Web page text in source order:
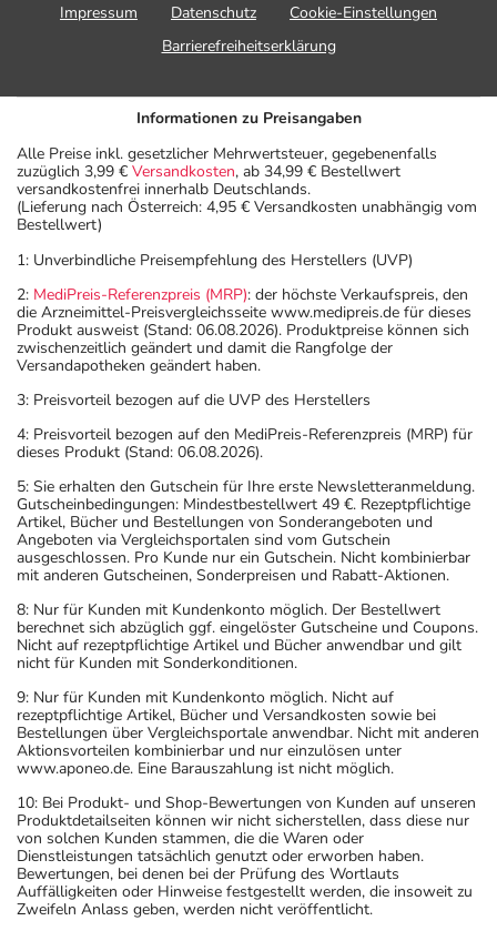
Impressum
Datenschutz
Cookie-Einstellungen
Barrierefreiheitserklärung
Informationen zu Preisangaben
Alle Preise inkl. gesetzlicher Mehrwertsteuer, gegebenenfalls
zuzüglich 3,99 € Versandkosten, ab 34,99 € Bestellwert
versandkostenfrei innerhalb Deutschlands.
(Lieferung nach Österreich: 4,95 € Versandkosten unabhängig vom
Bestellwert)
1: Unverbindliche Preisempfehlung des Herstellers (UVP)
2: MediPreis-Referenzpreis (MRP): der höchste Verkaufspreis, den
die Arzneimittel-Preisvergleichsseite www.medipreis.de für dieses
Produkt ausweist (Stand: 06.08.2026). Produktpreise können sich
zwischenzeitlich geändert und damit die Rangfolge der
Versandapotheken geändert haben.
3: Preisvorteil bezogen auf die UVP des Herstellers
4: Preisvorteil bezogen auf den MediPreis-Referenzpreis (MRP) für
dieses Produkt (Stand: 06.08.2026).
5: Sie erhalten den Gutschein für Ihre erste Newsletteranmeldung.
Gutscheinbedingungen: Mindestbestellwert 49 €. Rezeptpflichtige
Artikel, Bücher und Bestellungen von Sonderangeboten und
Angeboten via Vergleichsportalen sind vom Gutschein
ausgeschlossen. Pro Kunde nur ein Gutschein. Nicht kombinierbar
mit anderen Gutscheinen, Sonderpreisen und Rabatt-Aktionen.
8: Nur für Kunden mit Kundenkonto möglich. Der Bestellwert
berechnet sich abzüglich ggf. eingelöster Gutscheine und Coupons.
Nicht auf rezeptpflichtige Artikel und Bücher anwendbar und gilt
nicht für Kunden mit Sonderkonditionen.
9: Nur für Kunden mit Kundenkonto möglich. Nicht auf
rezeptpflichtige Artikel, Bücher und Versandkosten sowie bei
Bestellungen über Vergleichsportale anwendbar. Nicht mit anderen
Aktionsvorteilen kombinierbar und nur einzulösen unter
www.aponeo.de. Eine Barauszahlung ist nicht möglich.
10: Bei Produkt- und Shop-Bewertungen von Kunden auf unseren
Produktdetailseiten können wir nicht sicherstellen, dass diese nur
von solchen Kunden stammen, die die Waren oder
Dienstleistungen tatsächlich genutzt oder erworben haben.
Bewertungen, bei denen bei der Prüfung des Wortlauts
Auffälligkeiten oder Hinweise festgestellt werden, die insoweit zu
Zweifeln Anlass geben, werden nicht veröffentlicht.